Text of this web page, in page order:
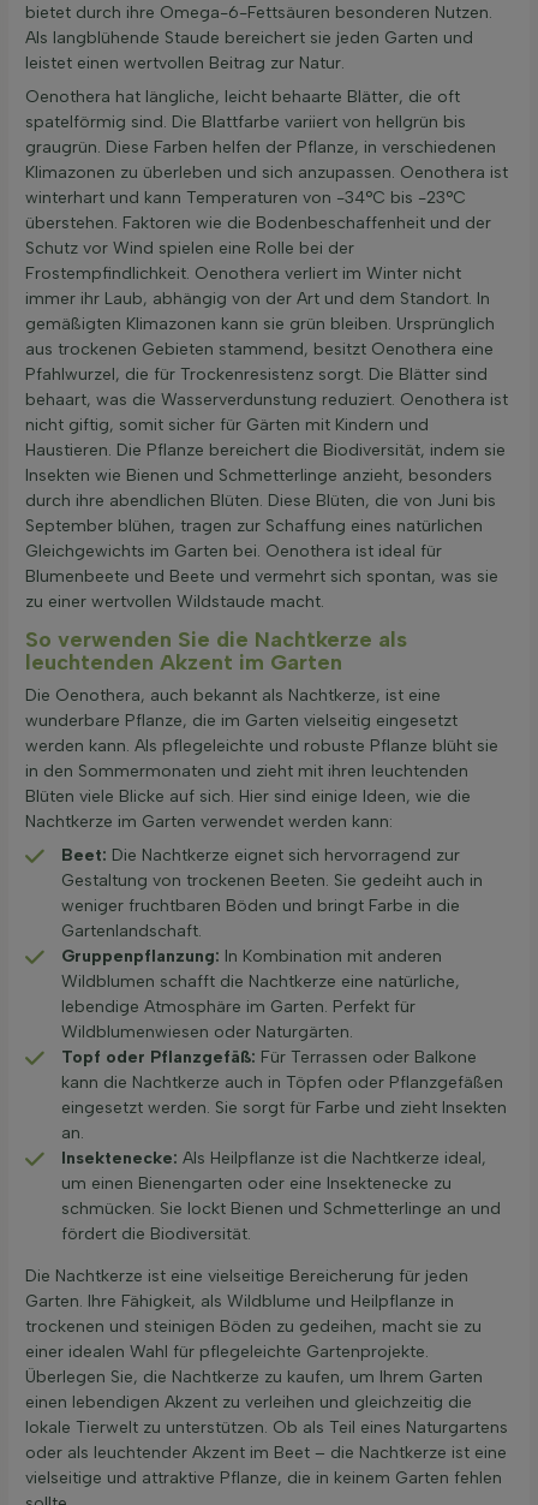
bietet durch ihre Omega-6-Fettsäuren besonderen Nutzen.
Als langblühende Staude bereichert sie jeden Garten und
leistet einen wertvollen Beitrag zur Natur.
Oenothera hat längliche, leicht behaarte Blätter, die oft
spatelförmig sind. Die Blattfarbe variiert von hellgrün bis
graugrün. Diese Farben helfen der Pflanze, in verschiedenen
Klimazonen zu überleben und sich anzupassen. Oenothera ist
winterhart und kann Temperaturen von -34°C bis -23°C
überstehen. Faktoren wie die Bodenbeschaffenheit und der
Schutz vor Wind spielen eine Rolle bei der
Frostempfindlichkeit. Oenothera verliert im Winter nicht
immer ihr Laub, abhängig von der Art und dem Standort. In
gemäßigten Klimazonen kann sie grün bleiben. Ursprünglich
aus trockenen Gebieten stammend, besitzt Oenothera eine
Pfahlwurzel, die für Trockenresistenz sorgt. Die Blätter sind
behaart, was die Wasserverdunstung reduziert. Oenothera ist
nicht giftig, somit sicher für Gärten mit Kindern und
Haustieren. Die Pflanze bereichert die Biodiversität, indem sie
Insekten wie Bienen und Schmetterlinge anzieht, besonders
durch ihre abendlichen Blüten. Diese Blüten, die von Juni bis
September blühen, tragen zur Schaffung eines natürlichen
Gleichgewichts im Garten bei. Oenothera ist ideal für
Blumenbeete und Beete und vermehrt sich spontan, was sie
zu einer wertvollen Wildstaude macht.
So verwenden Sie die Nachtkerze als
leuchtenden Akzent im Garten
Die Oenothera, auch bekannt als Nachtkerze, ist eine
wunderbare Pflanze, die im Garten vielseitig eingesetzt
werden kann. Als pflegeleichte und robuste Pflanze blüht sie
in den Sommermonaten und zieht mit ihren leuchtenden
Blüten viele Blicke auf sich. Hier sind einige Ideen, wie die
Nachtkerze im Garten verwendet werden kann:
Beet: Die Nachtkerze eignet sich hervorragend zur
Gestaltung von trockenen Beeten. Sie gedeiht auch in
weniger fruchtbaren Böden und bringt Farbe in die
Gartenlandschaft.
Gruppenpflanzung: In Kombination mit anderen
Wildblumen schafft die Nachtkerze eine natürliche,
lebendige Atmosphäre im Garten. Perfekt für
Wildblumenwiesen oder Naturgärten.
Topf oder Pflanzgefäß: Für Terrassen oder Balkone
kann die Nachtkerze auch in Töpfen oder Pflanzgefäßen
eingesetzt werden. Sie sorgt für Farbe und zieht Insekten
an.
Insektenecke: Als Heilpflanze ist die Nachtkerze ideal,
um einen Bienengarten oder eine Insektenecke zu
schmücken. Sie lockt Bienen und Schmetterlinge an und
fördert die Biodiversität.
Die Nachtkerze ist eine vielseitige Bereicherung für jeden
Garten. Ihre Fähigkeit, als Wildblume und Heilpflanze in
trockenen und steinigen Böden zu gedeihen, macht sie zu
einer idealen Wahl für pflegeleichte Gartenprojekte.
Überlegen Sie, die Nachtkerze zu kaufen, um Ihrem Garten
einen lebendigen Akzent zu verleihen und gleichzeitig die
lokale Tierwelt zu unterstützen. Ob als Teil eines Naturgartens
oder als leuchtender Akzent im Beet – die Nachtkerze ist eine
vielseitige und attraktive Pflanze, die in keinem Garten fehlen